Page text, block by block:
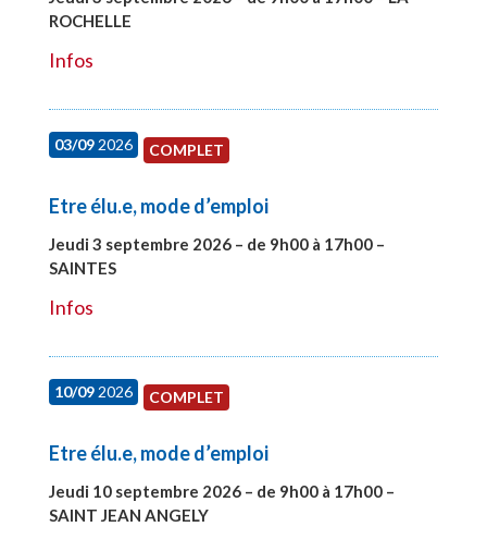
ROCHELLE
Infos
03/092026 COMPLET
Etre élu.e, mode d’emploi
Jeudi 3 septembre 2026 – de 9h00 à 17h00 –
SAINTES
Infos
10/092026 COMPLET
Etre élu.e, mode d’emploi
Jeudi 10 septembre 2026 – de 9h00 à 17h00 –
SAINT JEAN ANGELY